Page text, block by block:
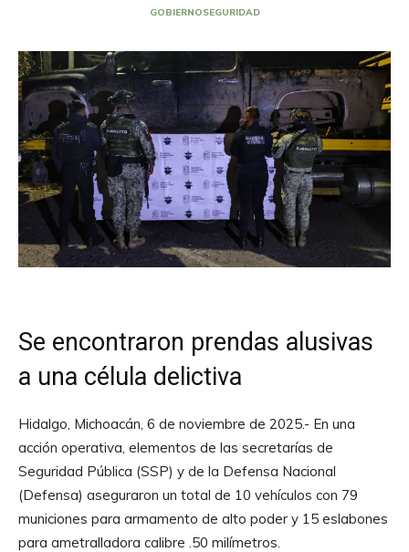
GOBIERNOSEGURIDAD
Se encontraron prendas alusivas
a una célula delictiva
Hidalgo, Michoacán, 6 de noviembre de 2025.- En una
acción operativa, elementos de las secretarías de
Seguridad Pública (SSP) y de la Defensa Nacional
(Defensa) aseguraron un total de 10 vehículos con 79
municiones para armamento de alto poder y 15 eslabones
para ametralladora calibre .50 milímetros.